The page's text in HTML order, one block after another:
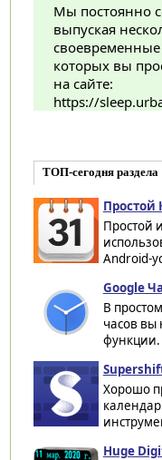
Мы постоянно
выпуская
которых вы
на сайте:
https://
ТОП-сегодня
Простой
Простой
Android-
Google
В
часов вы
Хорошо
Huge